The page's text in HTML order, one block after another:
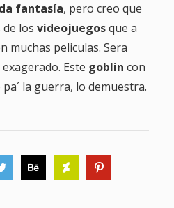
fantasía, pero creo que
los videojuegosque a
muchas peliculas. Sera
Este goblin con
la guerra, lo demuestra.